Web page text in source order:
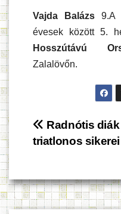
Vajda Balázs 9.A
évesek között 5.
Hosszútávú
Zalalövőn.
Bejegyzés
Radnótis diák
triatlonos sikerei